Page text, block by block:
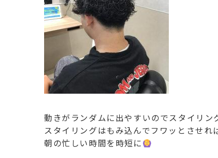
動きがランダムに出やすいのでスタイリン
スタイリングはもみ込んでフワッとさせれ
朝の忙しい時間を時短に